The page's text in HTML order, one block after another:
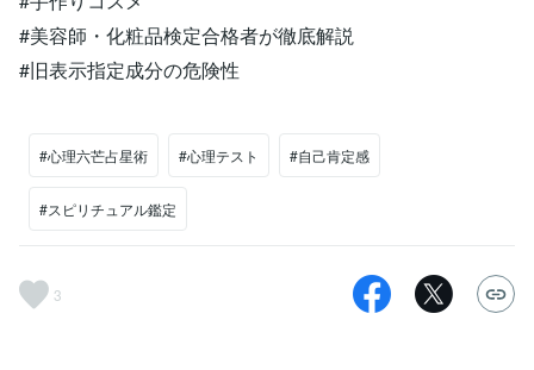
#美容師・化粧品検定合格者が徹底解説
#旧表示指定成分の危険性
#心理六芒占星術 #心理テスト #自己肯定感
#スピリチュアル鑑定
3